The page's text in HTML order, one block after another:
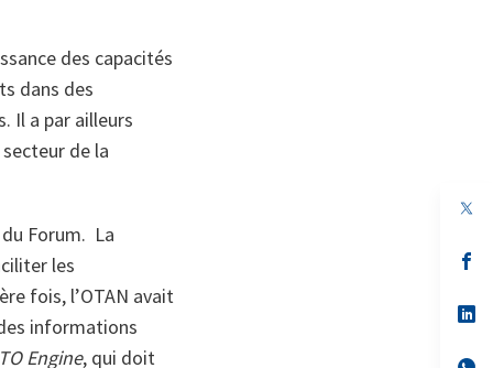
des capacités
dans des
Il a par ailleurs
de la
Forum. La
les
fois, l’OTAN avait
informations
Engine, qui doit